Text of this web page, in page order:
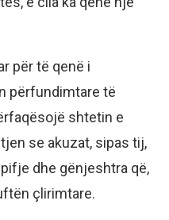
për të qenë i
përfundimtare të
shtetin e
se akuzat, sipas tij,
dhe gënjeshtra që,
çlirimtare.